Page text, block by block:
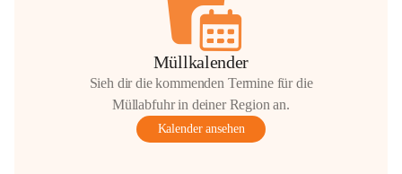
Müllkalender
Sieh dir die kommenden Termine für die
Müllabfuhr in deiner Region an.
Kalender ansehen